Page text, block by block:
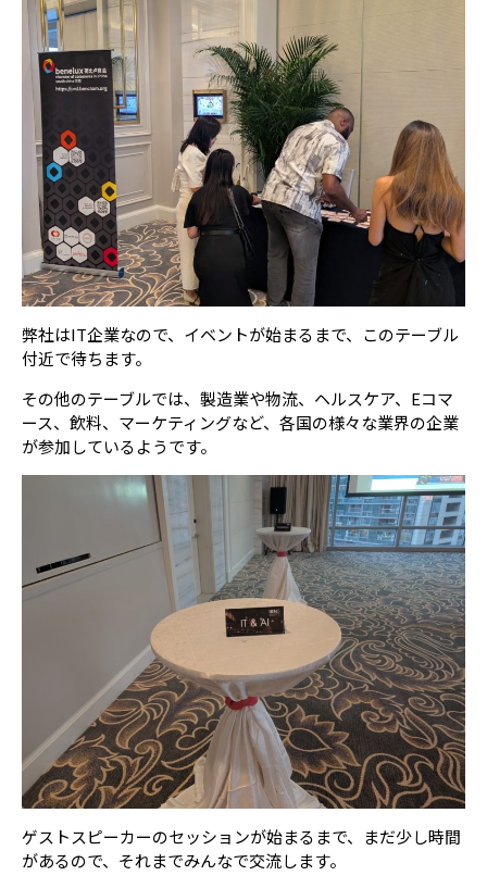
弊社はIT企業なので、イベントが始まるまで、このテーブル
付近で待ちます。
その他のテーブルでは、製造業や物流、ヘルスケア、Eコマ
ース、飲料、マーケティングなど、各国の様々な業界の企業
が参加しているようです。
ゲストスピーカーのセッションが始まるまで、まだ少し時間
があるので、それまでみんなで交流します。